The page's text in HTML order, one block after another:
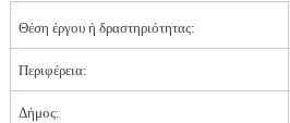
Θέση έργου ή δραστηριότητας:
Περιφέρεια:
Δήμος: